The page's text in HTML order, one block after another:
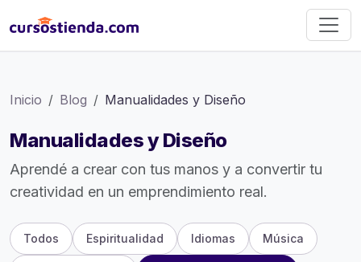
Inicio Blog Manualidades y Diseño
Manualidades y Diseño
Aprendé a crear con tus manos y a convertir tu
creatividad en un emprendimiento real.
Todos Espiritualidad Idiomas Música